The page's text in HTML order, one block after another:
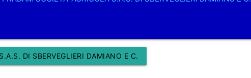
DI SBERVEGLIERI DAMIANO E C.